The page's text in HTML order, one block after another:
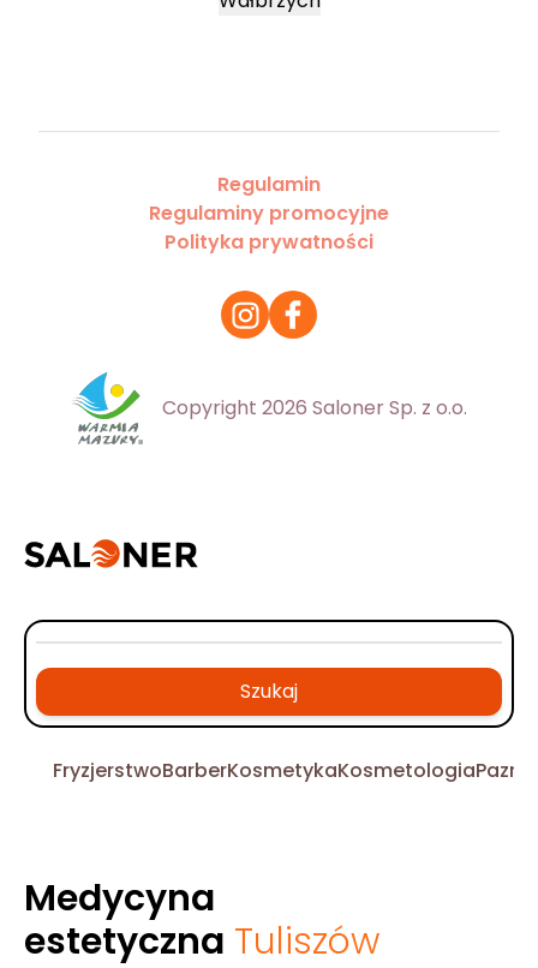
Regulamin
Regulaminy promocyjne
Polityka prywatności
Copyright 2026 Saloner Sp. z o.o.
Szukaj
FryzjerstwoBarberKosmetykaKosmetologia
Medycyna
estetyczna Tuliszów